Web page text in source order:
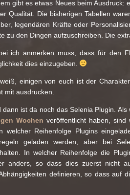
gibt es etwas Neues beim Ausdruck:
Qualität. Die bisherigen Tabellen
legendären Kräfte oder
zu den Dingen aufzuschreiben. Die
ich anmerken muss, dass für den
dies einzugeben.
einigen von euch ist der
mit ausdrucken.
dann ist da noch das Selenia Plugin. Als
Wochen veröffentlicht haben, sind
Reihenfolge Plugins
geladen werden, aber bei
In welcher Reihenfolge die
anders, so dass dies zuerst nicht
definieren, so dass auf